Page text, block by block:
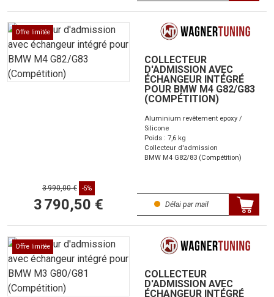
Offre limitée
COLLECTEUR
D'ADMISSION AVEC
ÉCHANGEUR INTÉGRÉ
POUR BMW M4 G82/G83
(COMPÉTITION)
Aluminium revêtement epoxy /
Silicone
Poids : 7,6 kg
Collecteur d'admission
BMW M4 G82/83 (Compétition)
3 990,00 € -5%
3 790,50 € Délai par mail
Offre limitée
COLLECTEUR
D'ADMISSION AVEC
ÉCHANGEUR INTÉGRÉ